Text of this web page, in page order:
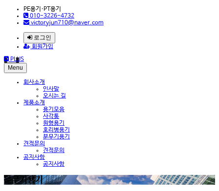
PE용기·PT용기
010-3226-4732
victoryjun710@naver.com
로그인
회원가입
PLUS
Menu
회사소개
인사말
오시는 길
제품소개
용기모음
사각통
원형용기
호리병용기
분무기용기
견적문의
견적문의
공지사항
공지사항
분무기용기